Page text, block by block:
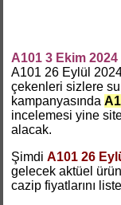
A101 3 Ekim 2024
A101 26 Eylül
çekenleri sizlere
kampanyasında
incelemesi yine
alacak.
ŞimdiA101 26
gelecek aktüel
cazip fiyatlarını